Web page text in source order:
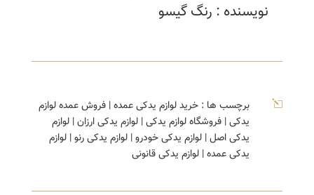
نویسنده : رنگ گیسو
l برچسب ها : خرید لوازم یدکی عمده| فروش عمده لوازم
یدکی| فروشگاه لوازم یدکی| لوازم یدکی ارزان| لوازم
یدکی اصل| لوازم یدکی خودرو| لوازم یدکی رنو| لوازم
یدکی عمده| لوازم یدکی قانونی